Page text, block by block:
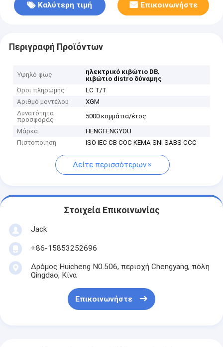
Καλύτερη τιμή Επικοινωνήστε
Περιγραφή Προϊόντων
Υψηλό φως ηλεκτρικό κιβώτιο DB,
κιβώτιο distro δύναμης
Όροι πληρωμής
LC T/T
Αριθμό μοντέλου
XGM
Δυνατότητα
προσφοράς
5000 κομμάτια/έτος
Μάρκα
HENGFENGYOU
Πιστοποίηση
ISO IEC CB COC KEMA SNI SABS CCC
Δείτε περισσότερων
Στοιχεία Επικοινωνίας
Jack
+86-15853252696
Δρόμος Huicheng N0.506, περιοχή Chengyang, πόλη
Qingdao, Κίνα
Επικοινωνήστε